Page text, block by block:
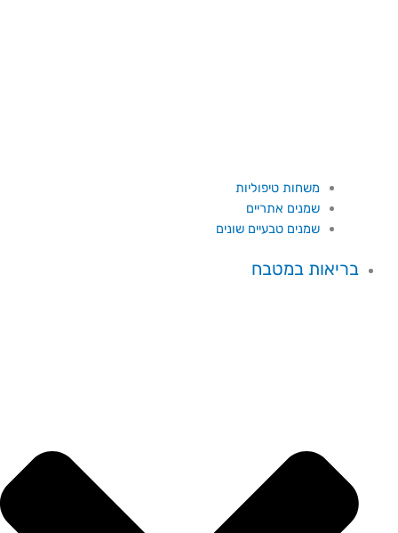
משחות טיפוליות
שמנים אתריים
שמנים טבעיים שונים
בריאות במטבח